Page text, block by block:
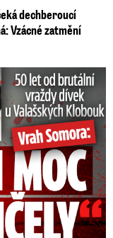
A udeřil
dechberoucí
Vzácné zatmění
ukryl na skládce